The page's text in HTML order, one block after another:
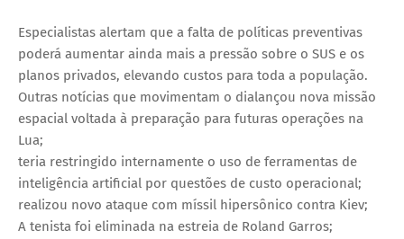
Especialistas alertam que a falta de políticas preventivas
poderá aumentar ainda mais a pressão sobre o SUS e os
planos privados, elevando custos para toda a população.
Outras notícias que movimentam o dialançou nova missão
espacial voltada à preparação para futuras operações na
Lua;
teria restringido internamente o uso de ferramentas de
inteligência artificial por questões de custo operacional;
realizou novo ataque com míssil hipersônico contra Kiev;
A tenista foi eliminada na estreia de Roland Garros;